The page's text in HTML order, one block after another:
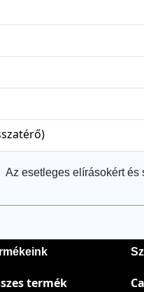
Az esetleges elírásokért és
termék